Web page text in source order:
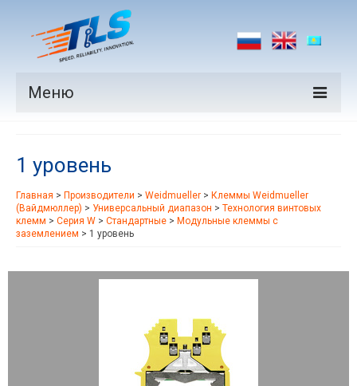
Меню
Производители
Рынки
Новости
1 уровень
Главная > Производители > Weidmueller > Клеммы Weidmueller
(Вайдмюллер) > Универсальный диапазон > Технология винтовых
клемм > Серия W > Стандартные > Модульные клеммы с
заземлением > 1 уровень